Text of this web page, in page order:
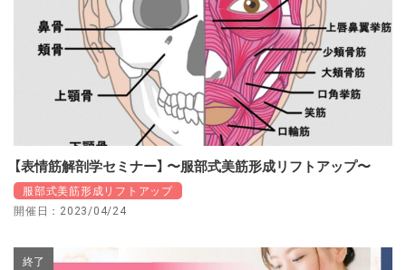
【表情筋解剖学セミナー】 〜服部式美筋形成リフトアップ〜
服部式美筋形成リフトアップ
開催日：2023/04/24
終了